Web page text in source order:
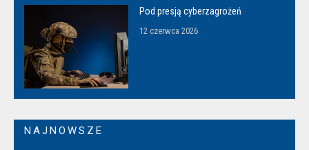
Pod presją cyberzagrożeń
12 czerwca 2026
NAJNOWSZE